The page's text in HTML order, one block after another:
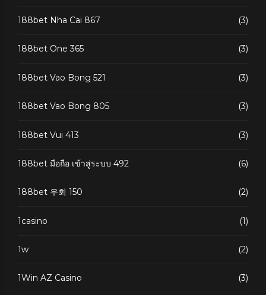
188bet Nha Cai 867 (3)
188bet One 365 (3)
188bet Vao Bong 521 (3)
188bet Vao Bong 805 (3)
188bet Vui 413 (3)
188bet มือถือ เข้าสู่ระบบ 492 (6)
188bet 우회 150 (2)
1casino (1)
1w (2)
1Win AZ Casino (3)